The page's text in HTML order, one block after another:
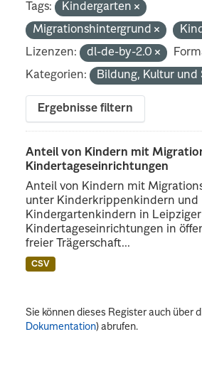
Tags:
Kindergarten
Migrationshintergrund
Lizenzen:
dl-de-by-2.0
Kategorien:
Bildung, Kultur
Ergebnisse filtern
Anteil von Kindern mit
Kindertageseinrichtungen
Anteil von Kindern mit
unter Kinderkrippenkindern und
Kindergartenkindern in Leipziger
Kindertageseinrichtungen in
freier Trägerschaft...
CSV
Sie können dieses Register auch über
Dokumentation) abrufen.